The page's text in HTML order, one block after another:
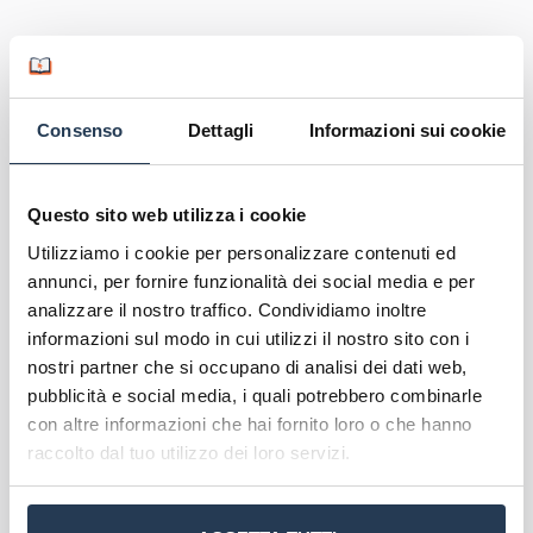
Consenso Dettagli Informazioni sui cookie
Questo sito web utilizza i cookie
Utilizziamo i cookie per personalizzare contenuti ed
annunci, per fornire funzionalità dei social media e per
analizzare il nostro traffico. Condividiamo inoltre
informazioni sul modo in cui utilizzi il nostro sito con i
nostri partner che si occupano di analisi dei dati web,
pubblicità e social media, i quali potrebbero combinarle
con altre informazioni che hai fornito loro o che hanno
raccolto dal tuo utilizzo dei loro servizi.
rappresenta un punto di riferimento essenziale
per gli studenti della regione, offrendo un mix
perfetto tra l’efficienza dell’apprendimento online
e la concretezza dell’istruzione in presenza.
Scopri l'offerta formativa
Corsi di Laurea Pegaso
Master Pegaso
Corsi formazione Pegaso